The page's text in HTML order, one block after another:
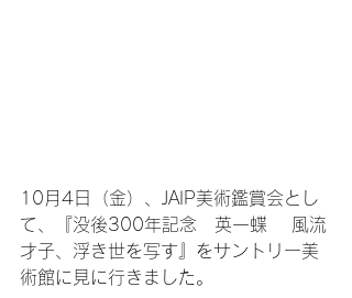
10月4日（金）、JAIP美術鑑賞会とし
て、『没後300年記念　英一蝶 　風流
才子、浮き世を写す』をサントリー美
術館に見に行きました。